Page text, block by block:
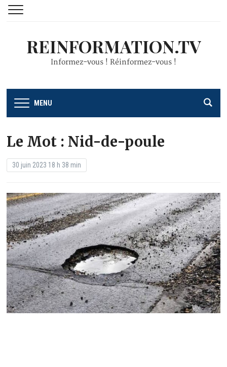
REINFORMATION.TV
Informez-vous ! Réinformez-vous !
MENU
Le Mot : Nid-de-poule
30 juin 2023 18 h 38 min